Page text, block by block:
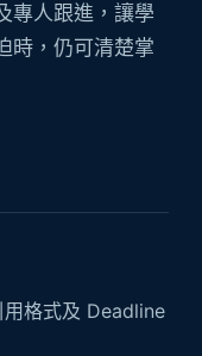
專人跟進，讓學
時，仍可清楚掌
格式及 Deadline